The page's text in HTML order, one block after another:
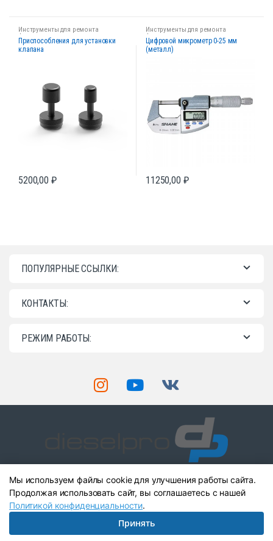
Инструменты для ремонта
форсунок
Приспособления для установки
клапана
5200,00 ₽
Инструменты для ремонта
форсунок
Цифровой микрометр 0-25 мм
(металл)
11250,00 ₽
ПОПУЛЯРНЫЕ ССЫЛКИ:
КОНТАКТЫ:
РЕЖИМ РАБОТЫ:
Остались вопросы? Звоните
нам!
+7 (903) 904-41-89
+7 (903) 904-41-89
Мы используем файлы cookie для улучшения работы сайта.
Продолжая использовать сайт, вы соглашаетесь с нашей
Политикой конфиденциальности.
Принять